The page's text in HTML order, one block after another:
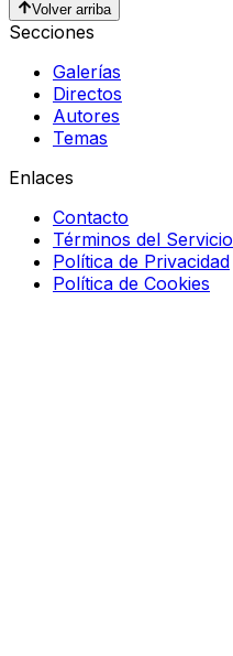
Volver arriba
Secciones
Galerías
Directos
Autores
Temas
Enlaces
Contacto
Términos del Servicio
Política de Privacidad
Política de Cookies